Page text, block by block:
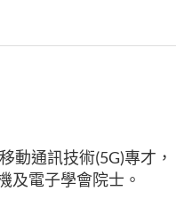
動通訊技術(5G)專才，
及電子學會院士。